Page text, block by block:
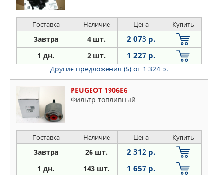
Поставка Наличие Цена Купить
Завтра 4 шт. 2 073 р.
1 дн. 2 шт. 1 227 р.
Другие предложения (5) от 1 324 р.
PEUGEOT 1906E6
Фильтр топливный
Поставка Наличие Цена Купить
Завтра 26 шт. 2 312 р.
1 дн. 143 шт. 1 657 р.